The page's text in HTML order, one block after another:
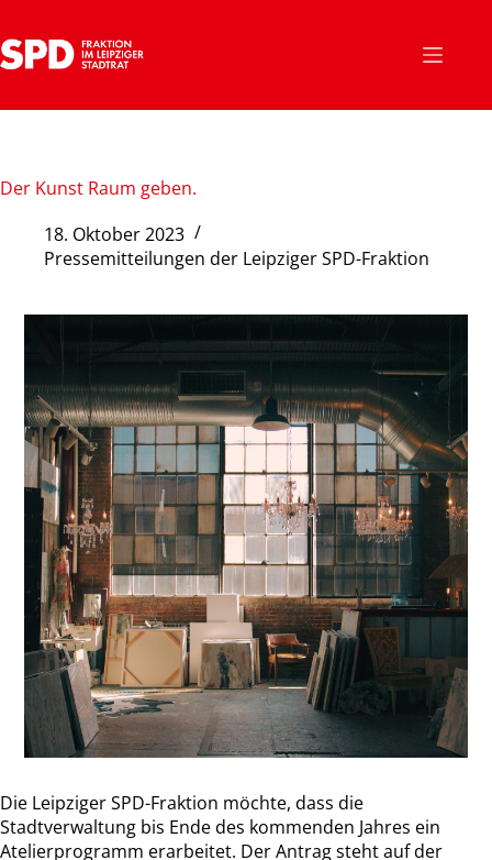
Inhalt
springen
Der Kunst Raum geben.
18. Oktober 2023
Pressemitteilungen der Leipziger SPD-Fraktion
Die Leipziger SPD-Fraktion möchte, dass die
Stadtverwaltung bis Ende des kommenden Jahres ein
Atelierprogramm erarbeitet. Der Antrag steht auf der